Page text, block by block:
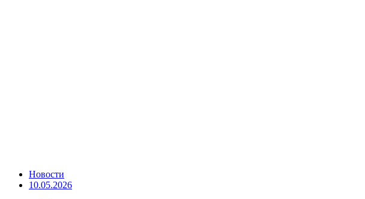
Новости
10.05.2026